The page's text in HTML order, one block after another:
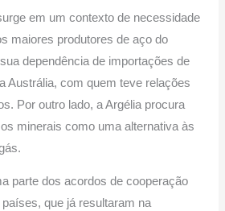
em um contexto de necessidade
maiores produtores de aço do
dependência de importações de
Austrália, com quem teve relações
Por outro lado, a Argélia procura
minerais como uma alternativa às
parte dos acordos de cooperação
que já resultaram na